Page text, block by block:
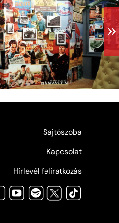
Sajtószoba
Kapcsolat
Hírlevél feliratkozás